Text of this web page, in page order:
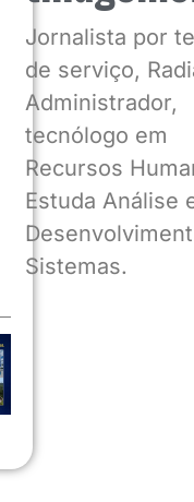
Jornalista por
de serviço,
Administrador,
tecnólogo em
Recursos
Estuda Análise
Sistemas.